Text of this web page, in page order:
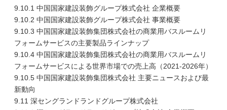
9.10.1 中国国家建設装飾グループ株式会社 企業概要
9.10.2 中国国家建設装飾グループ株式会社 事業概要
9.10.3 中国国家建設装飾集団株式会社の商業用バスルームリ
フォームサービスの主要製品ラインナップ
9.10.4 中国国家建設装飾集団株式会社の商業用バスルームリ
フォームサービスによる世界市場での売上高（2021-2026年）
9.10.5 中国国家建設装飾集団株式会社 主要ニュースおよび最
新動向
9.11 深セングランドランドグループ株式会社